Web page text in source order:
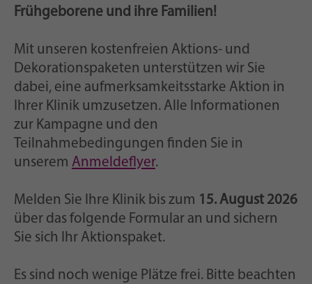
Frühgeborene und ihre Familien!
Mit unseren kostenfreien Aktions- und
Dekorationspaketen unterstützen wir Sie
dabei, eine aufmerksamkeitsstarke Aktion in
Ihrer Klinik umzusetzen. Alle Informationen
zur Kampagne und den
Teilnahmebedingungen finden Sie in
unserem Anmeldeflyer.
Melden Sie Ihre Klinik bis zum 15. August 2026
über das folgende Formular an und sichern
Sie sich Ihr Aktionspaket.
Es sind noch wenige Plätze frei. Bitte beachten
Zweck
generierte ID, für die historische Speicherung
Ihrer vorgenommen Einstellungen, falls der